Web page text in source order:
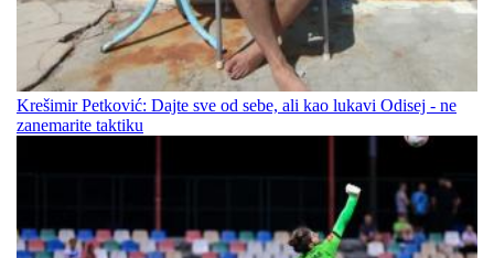
Krešimir Petković: Dajte sve od sebe, ali kao lukavi Odisej - ne
zanemarite taktiku